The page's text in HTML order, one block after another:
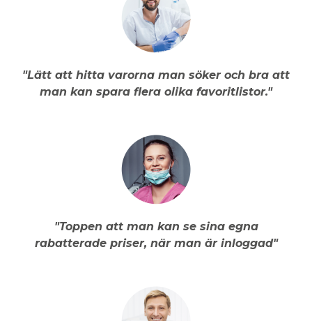
"Lätt att hitta varorna man söker och bra att
man kan spara flera olika favoritlistor."
"Toppen att man kan se sina egna
rabatterade priser, när man är inloggad"